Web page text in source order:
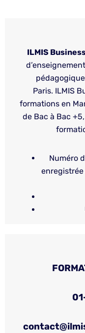
ILMIS
pédagogique
Paris. ILMIS
formations en
de Bac à Bac
Numéro